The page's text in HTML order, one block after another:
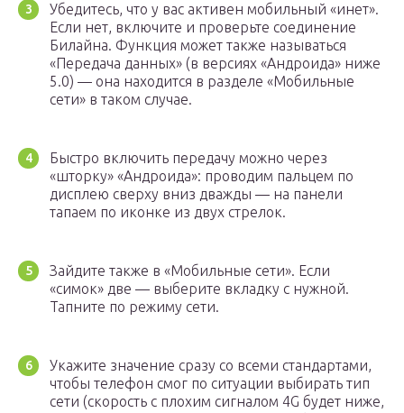
Убедитесь, что у вас активен мобильный «инет».
Если нет, включите и проверьте соединение
Билайна. Функция может также называться
«Передача данных» (в версиях «Андроида» ниже
5.0) — она находится в разделе «Мобильные
сети» в таком случае.
Быстро включить передачу можно через
«шторку» «Андроида»: проводим пальцем по
дисплею сверху вниз дважды — на панели
тапаем по иконке из двух стрелок.
Зайдите также в «Мобильные сети». Если
«симок» две — выберите вкладку с нужной.
Тапните по режиму сети.
Укажите значение сразу со всеми стандартами,
чтобы телефон смог по ситуации выбирать тип
сети (скорость с плохим сигналом 4G будет ниже,